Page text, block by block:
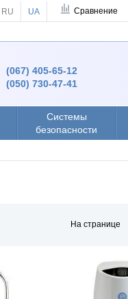
RU UA Сравнение
(067) 405-65-12
(050) 730-47-41
Системы
безопасности
На странице